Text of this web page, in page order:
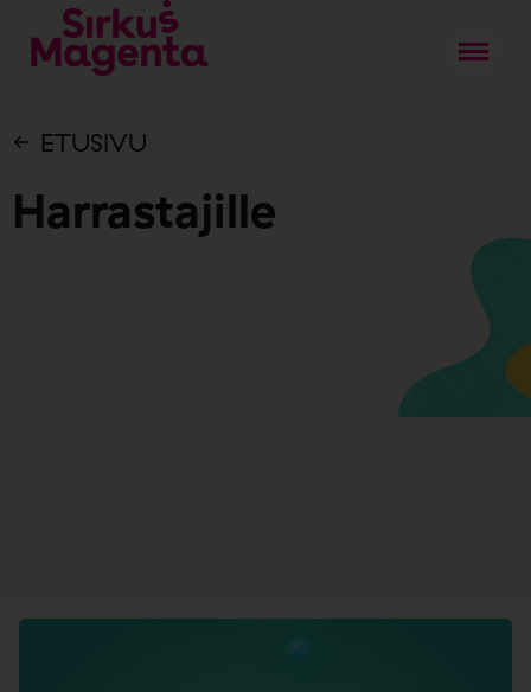
ETUSIVU
Harrastajille